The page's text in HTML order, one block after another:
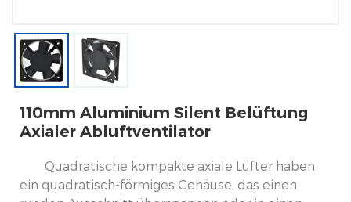
110mm Aluminium Silent Belüftung
Axialer Abluftventilator
Quadratische kompakte axiale Lüfter haben
ein quadratisch-förmiges Gehäuse, das einen